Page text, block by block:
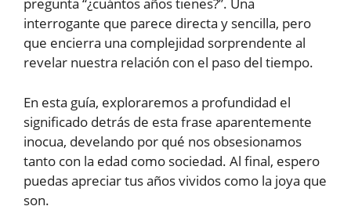
interrogante que parece directa y sencilla, pero
que encierra una complejidad sorprendente al
revelar nuestra relación con el paso del tiempo.
En esta guía, exploraremos a profundidad el
significado detrás de esta frase aparentemente
inocua, develando por qué nos obsesionamos
tanto con la edad como sociedad. Al final, espero
puedas apreciar tus años vividos como la joya que
son.